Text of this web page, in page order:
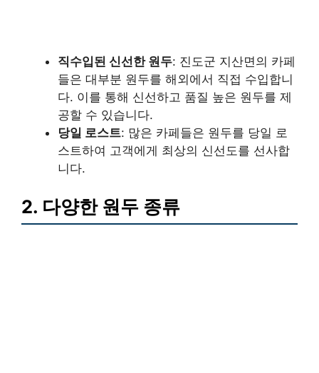
직수입된 신선한 원두: 진도군 지산면의 카페
들은 대부분 원두를 해외에서 직접 수입합니
다. 이를 통해 신선하고 품질 높은 원두를 제
공할 수 있습니다.
당일 로스트: 많은 카페들은 원두를 당일 로
스트하여 고객에게 최상의 신선도를 선사합
니다.
2. 다양한 원두 종류